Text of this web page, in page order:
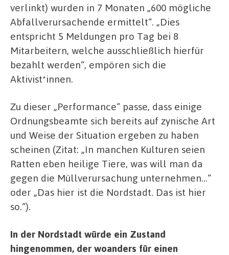
verlinkt) wurden in 7 Monaten „600 mögliche
Abfallverursachende ermittelt“. „Dies
entspricht 5 Meldungen pro Tag bei 8
Mitarbeitern, welche ausschließlich hierfür
bezahlt werden“, empören sich die
Aktivist*innen.
Zu dieser „Performance“ passe, dass einige
Ordnungsbeamte sich bereits auf zynische Art
und Weise der Situation ergeben zu haben
scheinen (Zitat: „In manchen Kulturen seien
Ratten eben heilige Tiere, was will man da
gegen die Müllverursachung unternehmen…“
oder „Das hier ist die Nordstadt. Das ist hier
so.“).
In der Nordstadt würde ein Zustand
hingenommen, der woanders für einen